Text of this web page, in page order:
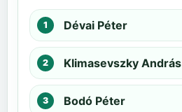
Dévai Péter
Klimasevszky András
Bodó Péter